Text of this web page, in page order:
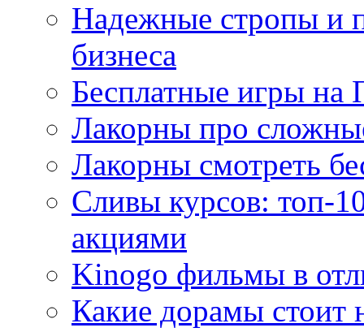
Надежные стропы и
бизнеса
Бесплатные игры на
Лакорны про
Лакорны смотреть
Сливы курсов: топ-
акциями
Kinogo фильмы в
Какие дорамы стоит